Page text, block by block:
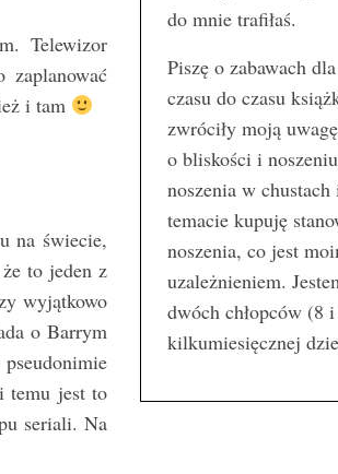
Telewizor
i tam
na świecie,
to jeden z
wyjątkowo
o Barrym
temu jest to
seriali. Na
do mnie trafiłaś.
Piszę o zabawach
czasu do czasu
zwróciły moją
o bliskości i
noszenia w
temacie kupuję
noszenia, co jest
uzależnieniem.
dwóch chłopców (8
kilkumiesięcznej